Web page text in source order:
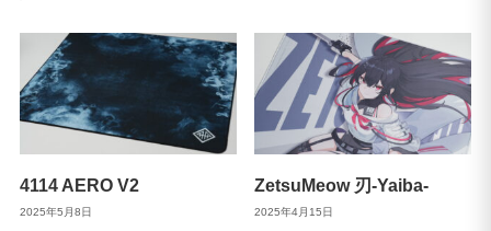
4114 AERO V2
2025年5月8日
ZetsuMeow 刃-Yaiba-
2025年4月15日